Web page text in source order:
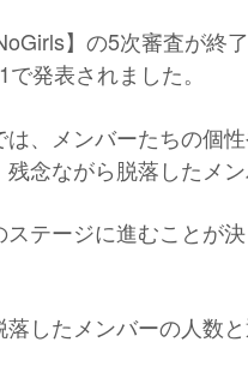
】の5次審査が終
発表されました。
、メンバーたちの個
残念ながら脱落したメ
ステージに進むことが
したメンバーの人数